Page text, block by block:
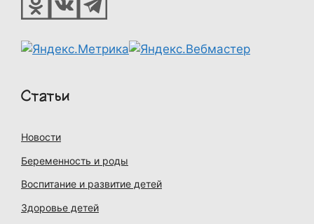
Статьи
Новости
Беременность и роды
Воспитание и развитие детей
Здоровье детей